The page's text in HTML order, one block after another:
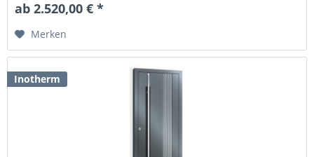
ab 2.520,00 € *
Merken
Inotherm